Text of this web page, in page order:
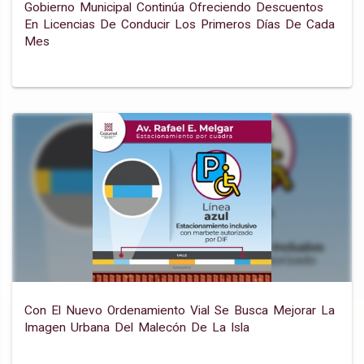
Gobierno Municipal Continúa Ofreciendo Descuentos
En Licencias De Conducir Los Primeros Días De Cada
Mes
Con El Nuevo Ordenamiento Vial Se Busca Mejorar La
Imagen Urbana Del Malecón De La Isla